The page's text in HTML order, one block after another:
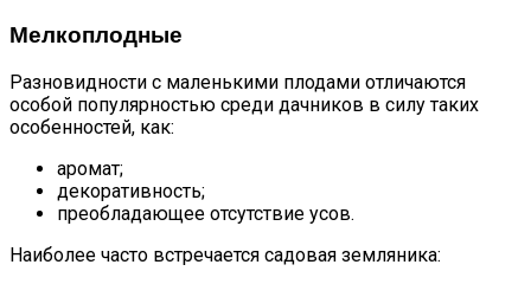
Мелкоплодные
Разновидности с маленькими плодами отличаются
особой популярностью среди дачников в силу таких
особенностей, как:
аромат;
декоративность;
преобладающее отсутствие усов.
Наиболее часто встречается садовая земляника: